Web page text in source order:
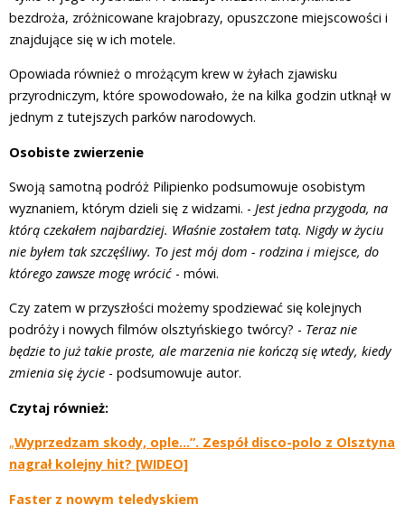
bezdroża, zróżnicowane krajobrazy, opuszczone miejscowości i
znajdujące się w ich motele.
Opowiada również o mrożącym krew w żyłach zjawisku
przyrodniczym, które spowodowało, że na kilka godzin utknął w
jednym z tutejszych parków narodowych.
Osobiste zwierzenie
Swoją samotną podróż Pilipienko podsumowuje osobistym
wyznaniem, którym dzieli się z widzami. - Jest jedna przygoda, na
którą czekałem najbardziej. Właśnie zostałem tatą. Nigdy w życiu
nie byłem tak szczęśliwy. To jest mój dom - rodzina i miejsce, do
którego zawsze mogę wrócić - mówi.
Czy zatem w przyszłości możemy spodziewać się kolejnych
podróży i nowych filmów olsztyńskiego twórcy? - Teraz nie
będzie to już takie proste, ale marzenia nie kończą się wtedy, kiedy
zmienia się życie - podsumowuje autor.
Czytaj również:
„Wyprzedzam skody, ople...”. Zespół disco-polo z Olsztyna
nagrał kolejny hit? [WIDEO]
Faster z nowym teledyskiem